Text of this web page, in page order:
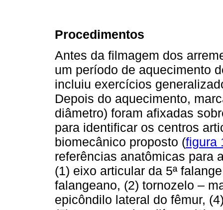
Procedimentos
Antes da filmagem dos
um período de aquecimento
incluiu exercícios
Depois do aquecimento,
diâmetro) foram afixadas
para identificar os centros
biomecânico proposto (figura
referências anatômicas para
(1) eixo articular da 5ª
falangeano, (2) tornozelo –
epicôndilo lateral do fêmur,